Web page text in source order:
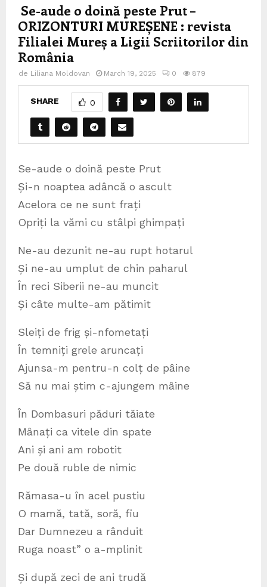
Se-aude o doină peste Prut –
ORIZONTURI MUREȘENE : revista
Filialei Mureș a Ligii Scriitorilor din
România
de Liliana Moldovan March 19, 2025 0 879
SHARE 0
Se-aude o doină peste Prut
Și-n noaptea adâncă o ascult
Acelora ce ne sunt frați
Opriți la vămi cu stâlpi ghimpați
Ne-au dezunit ne-au rupt hotarul
Și ne-au umplut de chin paharul
În reci Siberii ne-au muncit
Și câte multe-am pătimit
Sleiți de frig și-nfometați
În temniți grele aruncați
Ajunsa-m pentru-n colț de pâine
Să nu mai știm c-ajungem mâine
În Dombasuri păduri tăiate
Mânați ca vitele din spate
Ani și ani am robotit
Pe două ruble de nimic
Rămasa-u în acel pustiu
O mamă, tată, soră, fiu
Dar Dumnezeu a rânduit
Ruga noast” o a-mplinit
Și după zeci de ani trudă